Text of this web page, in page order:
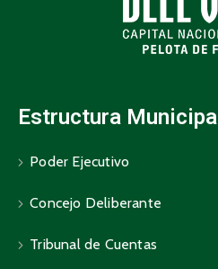
Estructura Municipal
Poder Ejecutivo
Concejo Deliberante
Tribunal de Cuentas